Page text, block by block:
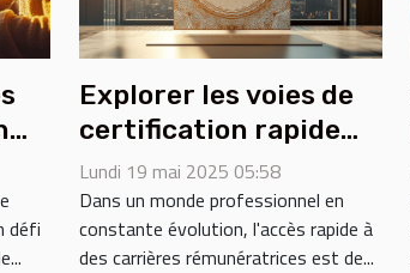
défi
Explorer les voies de
certification rapide
pour des carrières
lucratives
Lundi 19 mai 2025 05:58
Dans un monde professionnel en
constante évolution, l'accès rapide à
des carrières rémunératrices est de...